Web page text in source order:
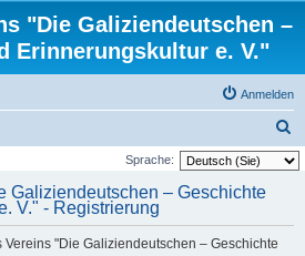
"Die Galiziendeutschen –
Erinnerungskultur e. V."
Anmelden
u
Sprache:
Galiziendeutschen – Geschichte
V." - Registrierung
Vereins "Die Galiziendeutschen – Geschichte